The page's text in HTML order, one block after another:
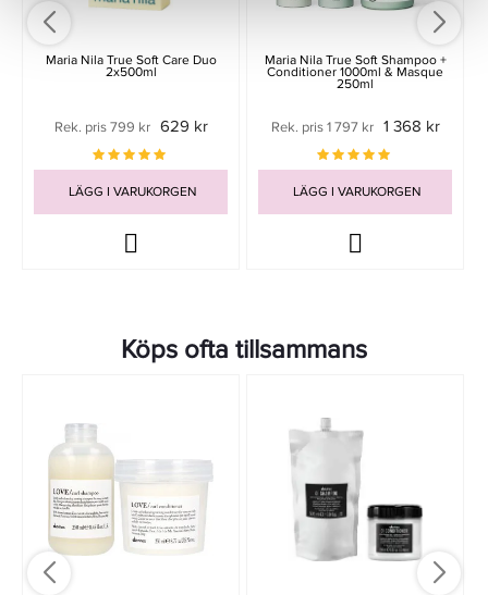
Maria Nila True Soft Care Duo
2x500ml
Rek. pris 799 kr 629 kr
LÄGG I VARUKORGEN
Maria Nila True Soft Shampoo +
Conditioner 1000ml & Masque
250ml
Rek. pris 1 797 kr 1 368 kr
LÄGG I VARUKORGEN
Köps ofta tillsammans